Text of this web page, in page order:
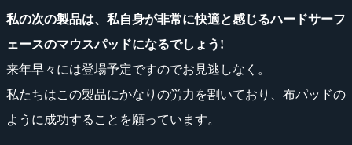
私の次の製品は、私自身が非常に快適と感じるハードサーフ
ェースのマウスパッドになるでしょう!
来年早々には登場予定ですのでお見逃しなく。
私たちはこの製品にかなりの労力を割いており、布パッドの
ように成功することを願っています。